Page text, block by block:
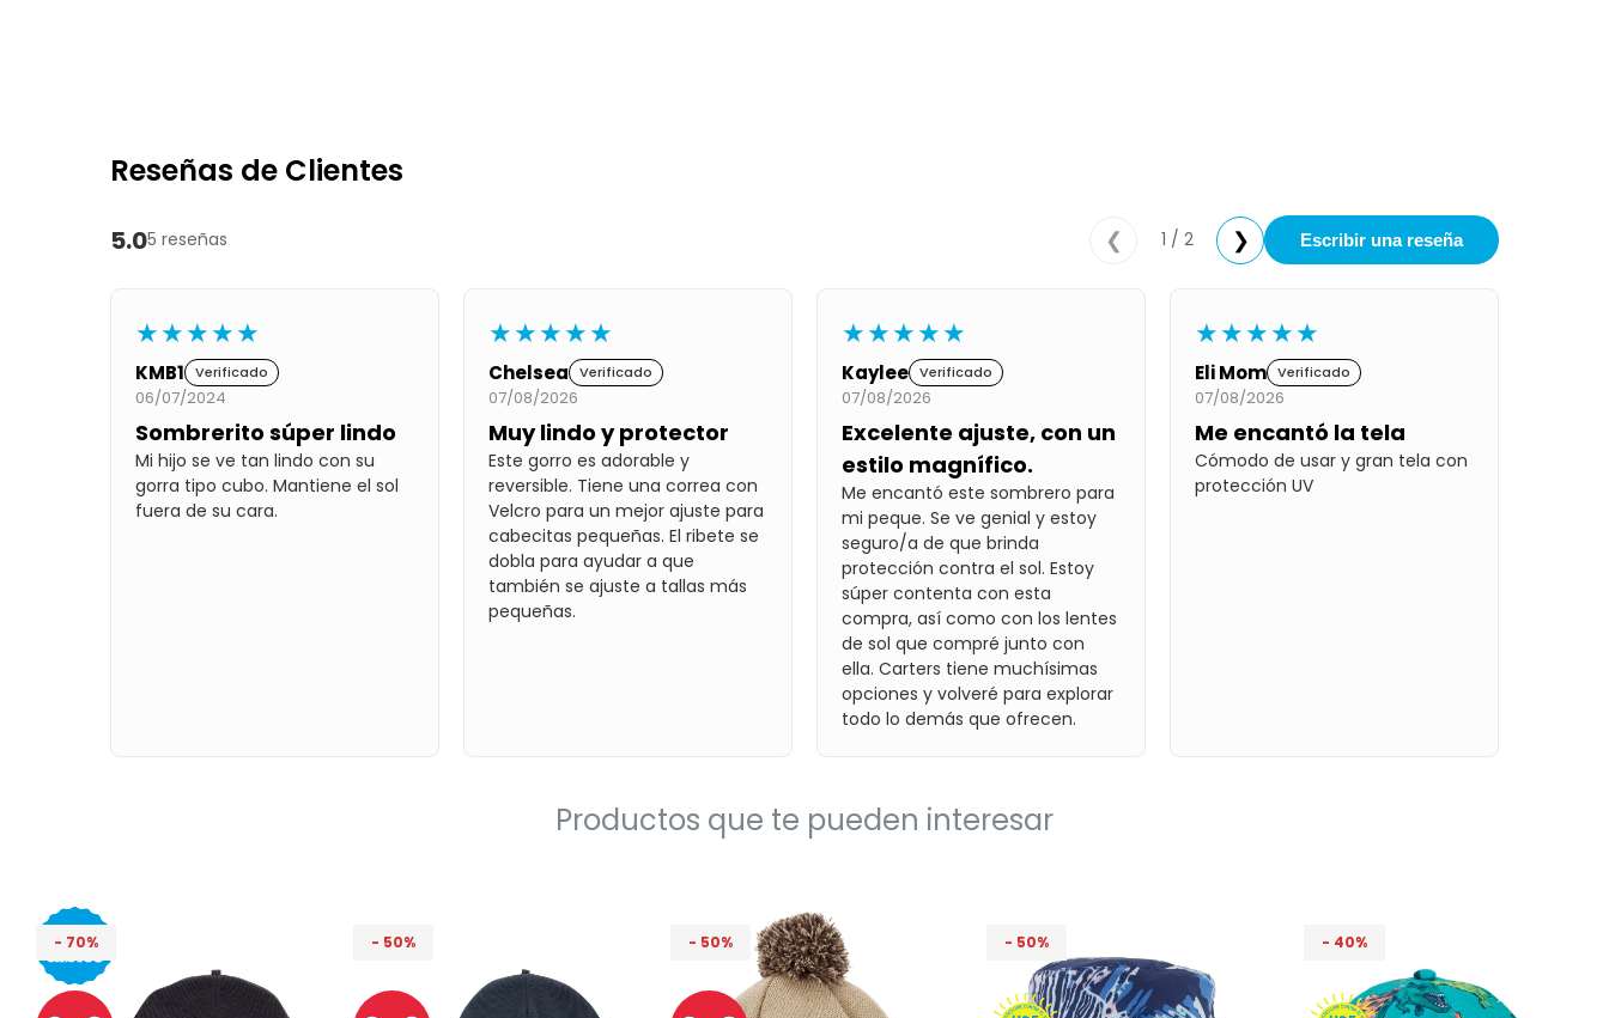
Reseñas de Clientes
5.05 reseñas ❮ 1 / 2 ❯ Escribir una reseña
★★★★★
KMB1 Verificado
06/07/2024
Sombrerito súper lindo
Mi hijo se ve tan lindo con su
gorra tipo cubo. Mantiene el sol
fuera de su cara.
★★★★★
Chelsea Verificado
07/08/2026
Muy lindo y protector
Este gorro es adorable y
reversible. Tiene una correa con
Velcro para un mejor ajuste para
cabecitas pequeñas. El ribete se
dobla para ayudar a que
también se ajuste a tallas más
pequeñas.
★★★★★
Kaylee Verificado
07/08/2026
Excelente ajuste, con un
estilo magnífico.
Me encantó este sombrero para
mi peque. Se ve genial y estoy
seguro/a de que brinda
protección contra el sol. Estoy
súper contenta con esta
compra, así como con los lentes
de sol que compré junto con
ella. Carters tiene muchísimas
opciones y volveré para explorar
todo lo demás que ofrecen.
★★★★★
Eli Mom Verificado
07/08/2026
Me encantó la tela
Cómodo de usar y gran tela con
protección UV
Productos que te pueden interesar
70 50 50 50 40